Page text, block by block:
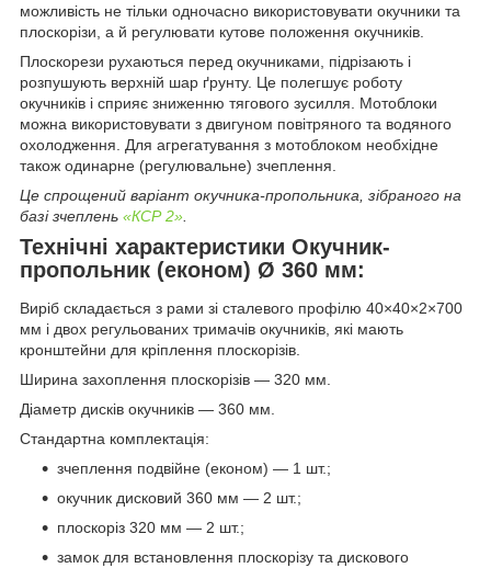
можливість не тільки одночасно використовувати окучники та
плоскорізи, а й регулювати кутове положення окучників.
Плоскорези рухаються перед окучниками, підрізають і
розпушують верхній шар ґрунту. Це полегшує роботу
окучників і сприяє зниженню тягового зусилля. Мотоблоки
можна використовувати з двигуном повітряного та водяного
охолодження. Для агрегатування з мотоблоком необхідне
також одинарне (регулювальне) зчеплення.
Це спрощений варіант окучника-пропольника, зібраного на
базі зчеплень «КСР 2»
Технічні характеристики Окучник-
пропольник (економ) Ø 360 мм:
Виріб складається з рами зі сталевого профілю 40×40×2×700
мм і двох регульованих тримачів окучників, які мають
кронштейни для кріплення плоскорізів.
Ширина захоплення плоскорізів — 320 мм.
Діаметр дисків окучників — 360 мм.
Стандартна комплектація:
зчеплення подвійне (економ) — 1 шт.;
окучник дисковий 360 мм — 2 шт.;
плоскоріз 320 мм — 2 шт.;
замок для встановлення плоскорізу та дискового